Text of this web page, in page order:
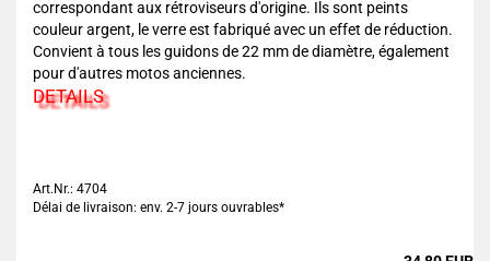
correspondant aux rétroviseurs d'origine. Ils sont peints
couleur argent, le verre est fabriqué avec un effet de réduction.
Convient à tous les guidons de 22 mm de diamètre, également
pour d'autres motos anciennes.
DETAILS
Art.Nr.: 4704
Délai de livraison: env. 2-7 jours ouvrables*